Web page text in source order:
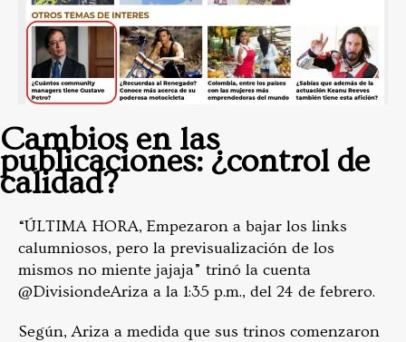
Cambios en las
publicaciones: ¿control de
calidad?
“ÚLTIMA HORA, Empezaron a bajar los links
calumniosos, pero la previsualización de los
mismos no miente jajaja” trinó la cuenta
@DivisiondeAriza a la 1:35 p.m., del 24 de febrero.
Según, Ariza a medida que sus trinos comenzaron